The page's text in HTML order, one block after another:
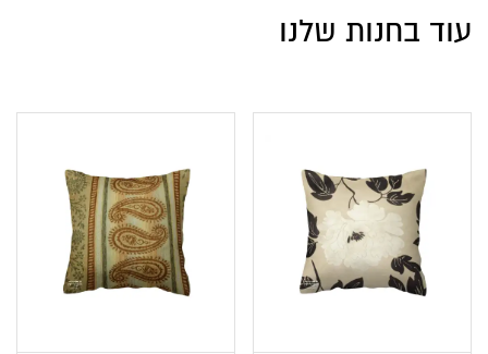
עוד בחנות שלנו